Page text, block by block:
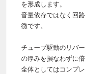
を形成します。
音量依存ではなく回
徴です。
チューブ駆動のリバ
の厚みを損なわずに
全体としてはコンプ